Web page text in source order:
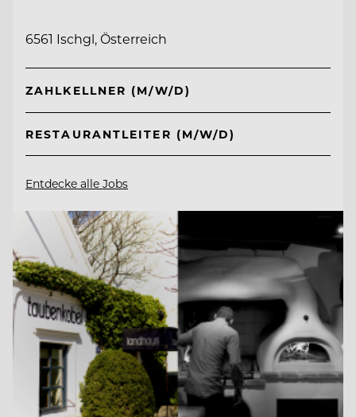
6561 Ischgl, Österreich
ZAHLKELLNER (M/W/D)
RESTAURANTLEITER (M/W/D)
Entdecke alle Jobs